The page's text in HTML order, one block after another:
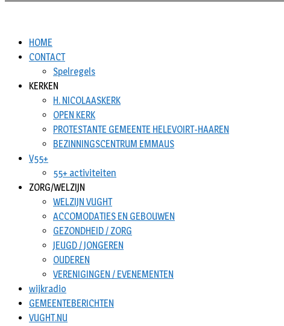
HOME
CONTACT
Spelregels
KERKEN
H. NICOLAASKERK
OPEN KERK
PROTESTANTE GEMEENTE HELEVOIRT-HAAREN
BEZINNINGSCENTRUM EMMAUS
V55+
55+ activiteiten
ZORG/WELZIJN
WELZIJN VUGHT
ACCOMODATIES EN GEBOUWEN
GEZONDHEID / ZORG
JEUGD / JONGEREN
OUDEREN
VERENIGINGEN / EVENEMENTEN
wijkradio
GEMEENTEBERICHTEN
VUGHT.NU